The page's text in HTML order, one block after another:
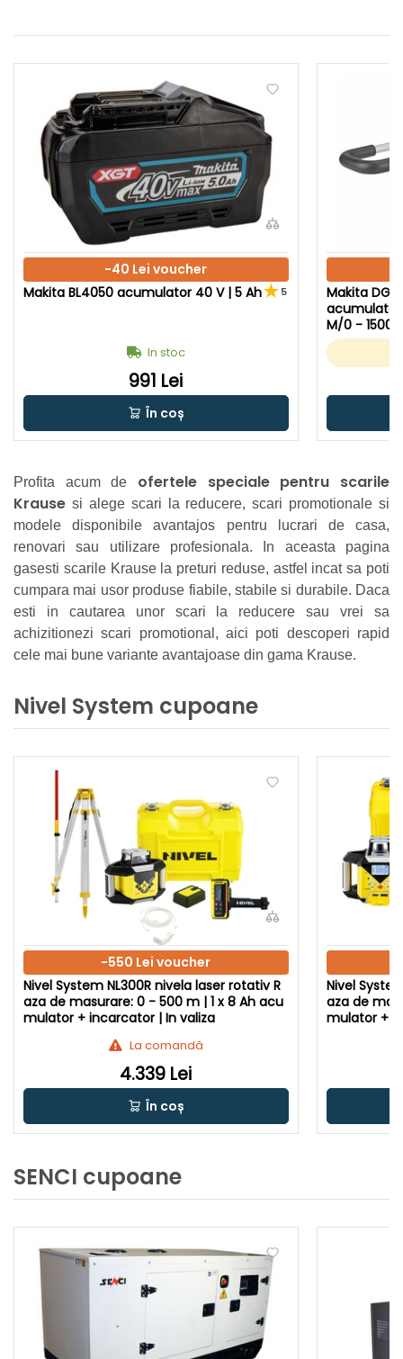
-40 Lei voucher
Makita BL4050 acumulator 40 V | 5 Ah
5
In stoc
991 Lei
În coș
Makita
acumulator
M/0 - 1500
ulator +
ginal
Profita acum de ofertele speciale pentru scarile
Krause si alege scari la reducere, scari promotionale si
modele disponibile avantajos pentru lucrari de casa,
renovari sau utilizare profesionala. In aceasta pagina
gasesti scarile Krause la preturi reduse, astfel incat sa poti
cumpara mai usor produse fiabile, stabile si durabile. Daca
esti in cautarea unor scari la reducere sau vrei sa
achizitionezi scari promotional, aici poti descoperi rapid
cele mai bune variante avantajoase din gama Krause.
Nivel System cupoane
-550 Lei voucher
Nivel System NL300R nivela laser rotativ R
aza de masurare: 0 - 500 m | 1 x 8 Ah acu
mulator + incarcator | In valiza
La comandă
4.339 Lei
În coș
Nivel
aza de
mulator +
SENCI cupoane